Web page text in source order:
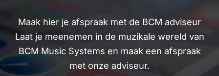
Maak hier je afspraak met de BCM adviseur
Laat je meenemen in de muzikale wereld van
BCM Music Systems en maak een afspraak
met onze adviseur.